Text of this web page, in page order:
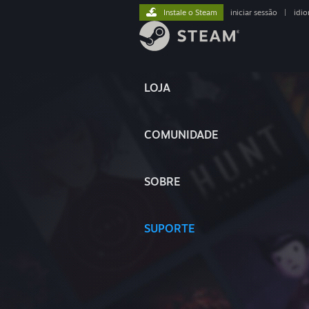
LOJA
COMUNIDADE
SOBRE
SUPORTE
Instale o Steam iniciar sessão